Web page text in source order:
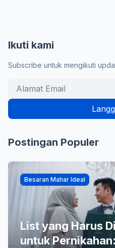
Ikuti kami
Subscribe untuk mengikuti
Postingan Populer
Besaran Mahar Ideal
List yang Harus
untuk